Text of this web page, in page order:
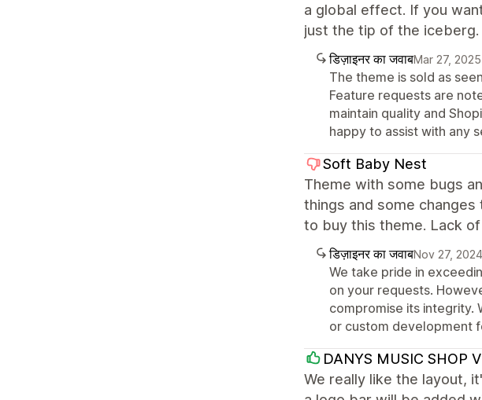
a global effect. If you
just the tip of the
डिज़ाइनर का जवाबMar 27, 2025
The theme is sold as
Feature requests are
maintain quality and
happy to assist with any
Soft Baby Nest
Theme with some bugs
things and some
to buy this theme. Lack
डिज़ाइनर का जवाबNov 27, 2024
We take pride in
on your requests.
compromise its integrity.
or custom development
DANYS MUSIC SHOP
We really like the layout,